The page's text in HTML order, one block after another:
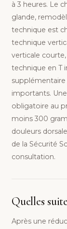
à 3 heures. Le
glande,
technique est
technique
verticale
technique en T
supplémentaire
importants.
obligatoire au
moins 300
douleurs
de la Sécurité
consultation.
Quelles
Après une